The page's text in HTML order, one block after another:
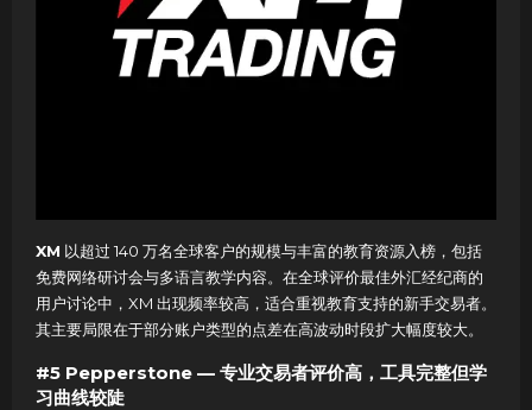
XM 以超过 140 万名全球客户的规模与丰富的教育资源入榜，包括
免费网络研讨会与多语言教学内容。在全球评价最佳外汇经纪商的
用户讨论中，XM 出现频率较高，适合重视教育支持的新手交易者。
其主要局限在于部分账户类型的点差在高波动时段扩大幅度较大。
#5 Pepperstone — 专业交易者评价高，工具完整但学
习曲线较陡